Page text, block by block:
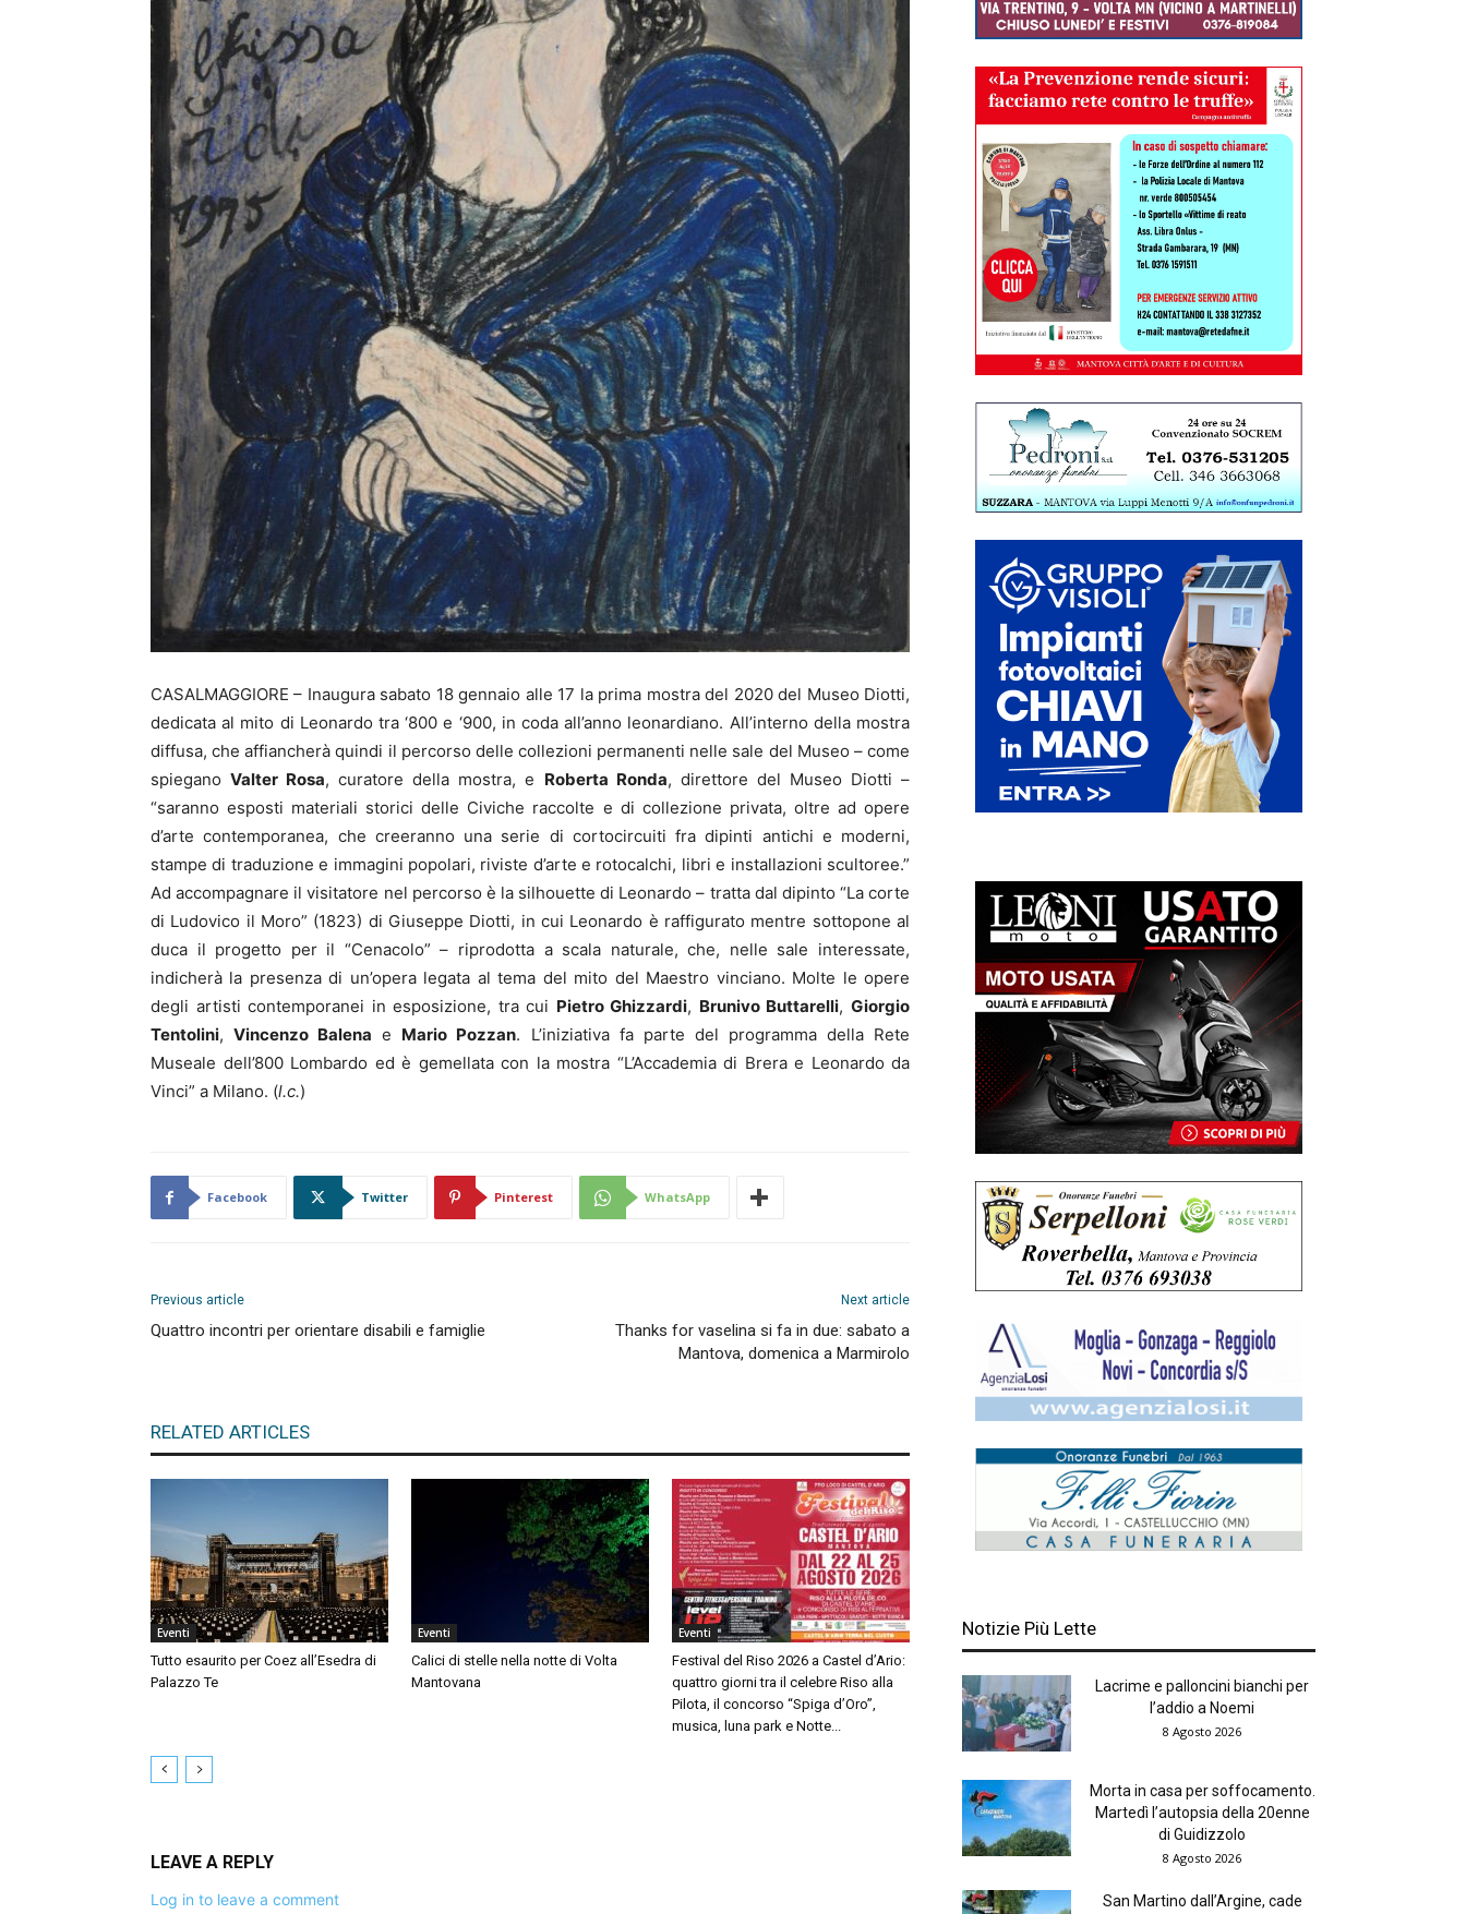
CASALMAGGIORE – Inaugura sabato 18 gennaio alle 17 la prima mostra del 2020 del Museo Diotti,
dedicata al mito di Leonardo tra ‘800 e ‘900, in coda all’anno leonardiano. All’interno della mostra
diffusa, che affiancherà quindi il percorso delle collezioni permanenti nelle sale del Museo – come
spieganoValter Rosa, curatore della mostra, e Roberta Ronda, direttore del Museo Diotti –
“saranno esposti materiali storici delle Civiche raccolte e di collezione privata, oltre ad opere
d’arte contemporanea, che creeranno una serie di cortocircuiti fra dipinti antichi e moderni,
stampe di traduzione e immagini popolari, riviste d’arte e rotocalchi, libri e installazioni scultoree.”
Ad accompagnare il visitatore nel percorso è la silhouette di Leonardo – tratta dal dipinto “La corte
di Ludovico il Moro” (1823) di Giuseppe Diotti, in cui Leonardo è raffigurato mentre sottopone al
duca il progetto per il “Cenacolo” – riprodotta a scala naturale, che, nelle sale interessate,
indicherà la presenza di un’opera legata al tema del mito del Maestro vinciano. Molte le opere
degli artisti contemporanei in esposizione, tra cui Pietro Ghizzardi, Brunivo Buttarelli,Giorgio
Tentolini,Vincenzo Balena e Mario Pozzan. L’iniziativa fa parte del programma della Rete
Museale dell’800 Lombardo ed è gemellata con la mostra “L’Accademia di Brera e Leonardo da
Vinci” a Milano. (l.c.)
Facebook Twitter Pinterest WhatsApp
Previous article
Quattro incontri per orientare disabili e famiglie
Next article
Thanks for vaselina si fa in due: sabato a
Mantova, domenica a Marmirolo
RELATED ARTICLES
Eventi
Tutto esaurito per Coez all’Esedra di
Palazzo Te
Eventi
Calici di stelle nella notte di Volta
Mantovana
Eventi
Festival del Riso 2026 a Castel d’Ario:
quattro giorni tra il celebre Riso alla
Pilota, il concorso “Spiga d’Oro”,
musica, luna park e Notte...
LEAVE A REPLY
Log in to leave a comment
Notizie Più Lette
Lacrime e palloncini bianchi per
l’addio a Noemi
8 Agosto 2026
Morta in casa per soffocamento.
Martedì l’autopsia della 20enne
di Guidizzolo
8 Agosto 2026
San Martino dall’Argine, cade